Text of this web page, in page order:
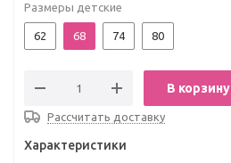
Размеры детские
62 68 74 80
В корзину
Рассчитать доставку
Характеристики